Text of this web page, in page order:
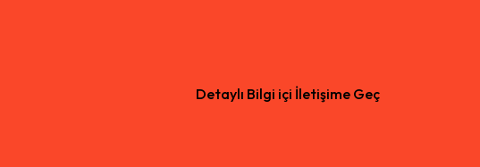
Detaylı Bilgi içi İletişime Geç